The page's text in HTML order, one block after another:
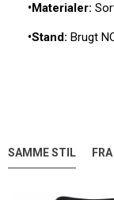
•Materialer:
•Stand: Brugt
SAMME STIL